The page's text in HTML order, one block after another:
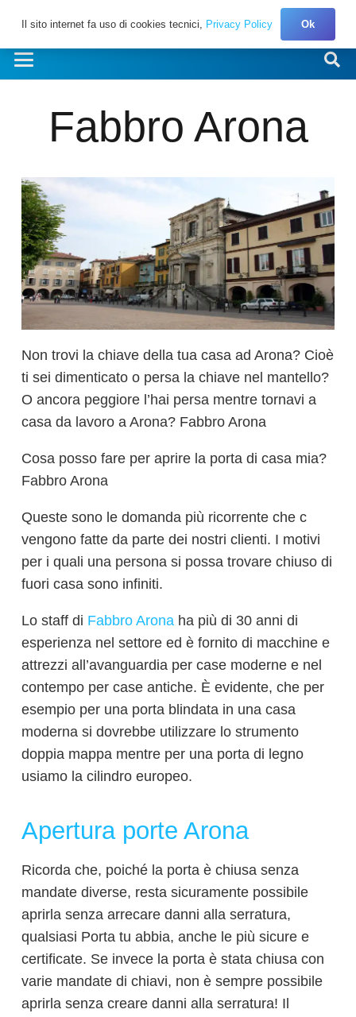
Fabbro Arona
Non trovi la chiave della tua casa ad Arona? Cioè
ti sei dimenticato o persa la chiave nel mantello?
O ancora peggiore l’hai persa mentre tornavi a
casa da lavoro a Arona? Fabbro Arona
Cosa posso fare per aprire la porta di casa mia?
Fabbro Arona
Queste sono le domanda più ricorrente che c
vengono fatte da parte dei nostri clienti. I motivi
per i quali una persona si possa trovare chiuso di
fuori casa sono infiniti.
Lo staff di Fabbro Arona ha più di 30 anni di
esperienza nel settore ed è fornito di macchine e
attrezzi all’avanguardia per case moderne e nel
contempo per case antiche. È evidente, che per
esempio per una porta blindata in una casa
moderna si dovrebbe utilizzare lo strumento
doppia mappa mentre per una porta di legno
usiamo la cilindro europeo.
Apertura porte Arona
Ricorda che, poiché la porta è chiusa senza
mandate diverse, resta sicuramente possibile
aprirla senza arrecare danni alla serratura,
qualsiasi Porta tu abbia, anche le più sicure e
certificate. Se invece la porta è stata chiusa con
varie mandate di chiavi, non è sempre possibile
aprirla senza creare danni alla serratura! Il
Il sito internet fa uso di cookies tecnici, Privacy Policy Ok